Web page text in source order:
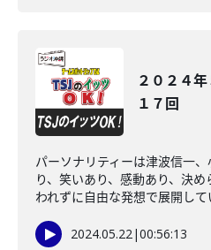
２０２４
１７回
パーソナリティーは津波信一
り、笑いあり、感動あり、決
われずに自由な発想で展開して
2024.05.22|00:56:13